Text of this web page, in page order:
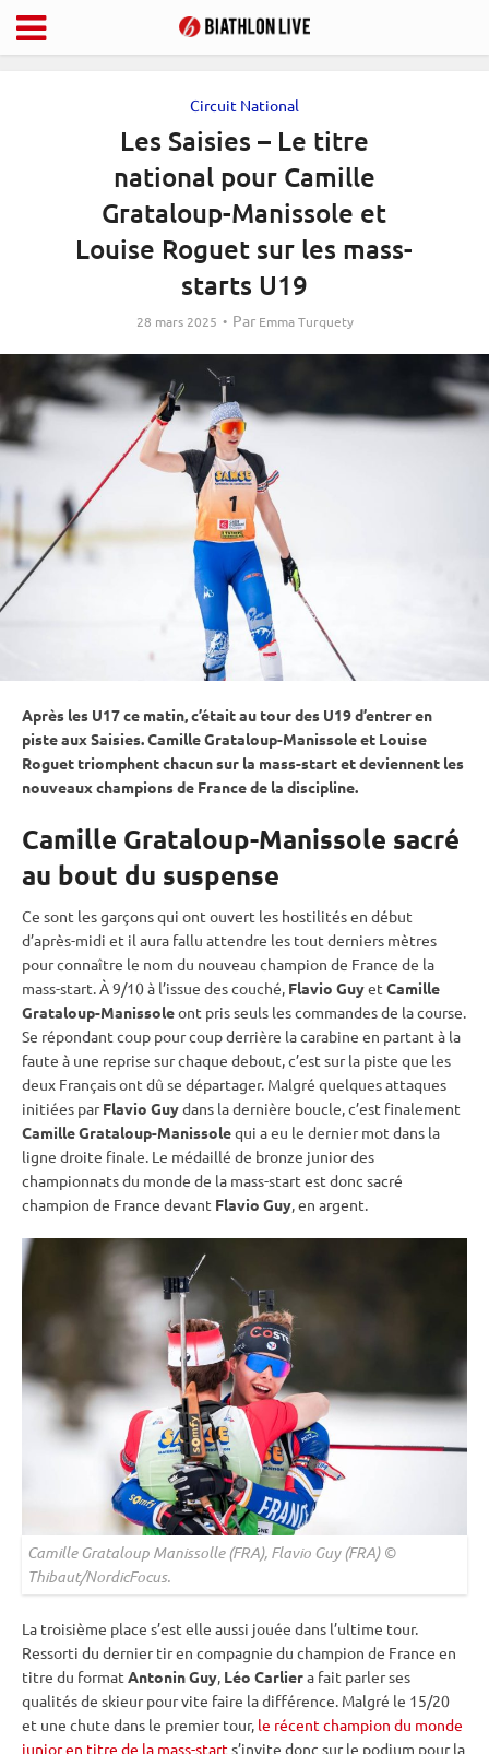
Circuit National
Les Saisies – Le titre
national pour Camille
Grataloup-Manissole et
Louise Roguet sur les mass-
starts U19
28 mars 2025 Par Emma Turquety
Après les U17 ce matin, c’était au tour des U19 d’entrer en
pisteaux Saisies. Camille Grataloup-Manissole et Louise
Roguet triomphent chacun sur la mass-start et deviennent les
nouveaux champions de France de la discipline.
Camille Grataloup-Manissole sacré
au bout du suspense
Ce sont les garçons qui ont ouvert les hostilités en début
d’après-midi et il aura fallu attendre les tout derniers mètres
pour connaître le nom du nouveau champion de France de la
mass-start. À 9/10 à l’issue descouché, Flavio Guyet Camille
Grataloup-Manissoleont pris seuls les commandes de la course.
Se répondant coup pour coup derrière lacarabine en partant à la
faute à une reprise sur chaque debout, c’est sur la piste que les
deux Français ont dû se départager. Malgré quelques attaques
initiées parFlavio Guydans la dernière boucle, c’est finalement
Camille Grataloup-Manissolequi a eu le dernier mot dans la
ligne droite finale. Le médaillé de bronze junior des
championnats du monde de la mass-start est donc sacré
champion de France devant Flavio Guy, en argent.
Camille Grataloup Manissolle (FRA), Flavio Guy (FRA) ©
Thibaut/NordicFocus.
La troisième place s’est elle aussi jouée dans l’ultime tour.
Ressorti du dernier tir en compagnie du champion de France en
titre du format Antonin Guy, Léo Carliera fait parler ses
qualités de skieur pour vite faire la différence. Malgré le 15/20
et une chute dans le premier tour, le récent champion du monde
junior en titre de la mass-starts’invite donc sur le podium pour la